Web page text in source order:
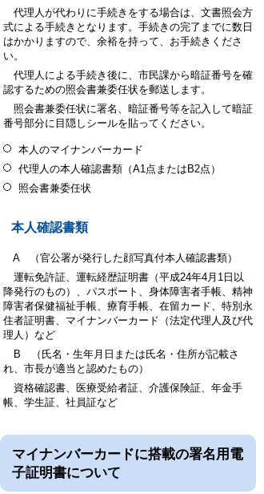
代理人が代わりに手続きをする場合は、文書照会方
式による手続きとなります。手続きの完了までに数日
はかかりますので、余裕を持って、お手続きくださ
い。
代理人による手続き後に、市民課から暗証番号を確
認するための照会書兼委任状を郵送します。
照会書兼委任状に署名、暗証番号等を記入して暗証
番号部分に目隠しシールを貼ってください。
本人のマイナンバーカード
代理人の本人確認書類（A1点またはB2点）
照会書兼委任状
本人確認書類
A （官公署が発行した顔写真付本人確認書類）
運転免許証、運転経歴証明書（平成24年4月1日以
降発行のもの）、パスポート、身体障害者手帳、精神
障害者保健福祉手帳、療育手帳、在留カード、特別永
住者証明書、マイナンバーカード（法定代理人及び代
理人）など
B （氏名・生年月日または氏名・住所が記載さ
れ、市長が適当と認めたもの）
資格確認書、医療受給者証、介護保険証、年金手
帳、学生証、社員証など
マイナンバーカードに搭載の署名用電
子証明書について